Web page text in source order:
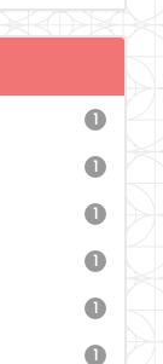
1
1
1
1
1
1